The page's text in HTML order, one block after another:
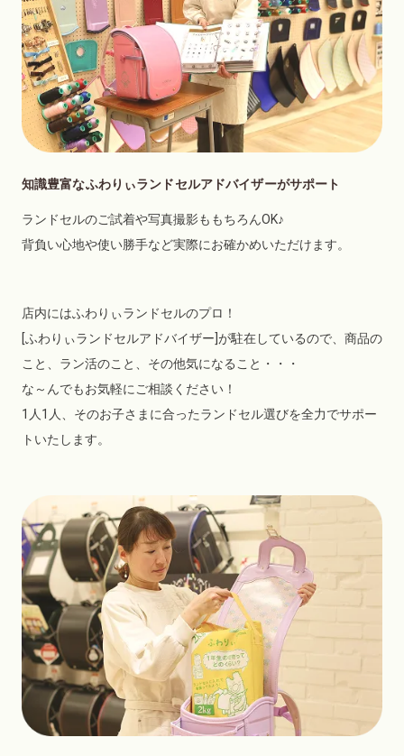
知識豊富なふわりぃランドセルアドバイザーがサポート
ランドセルのご試着や写真撮影ももちろんOK♪
背負い心地や使い勝手など実際にお確かめいただけます。
店内にはふわりぃランドセルのプロ！
[ふわりぃランドセルアドバイザー]が駐在しているので、商品の
こと、ラン活のこと、その他気になること・・・
な～んでもお気軽にご相談ください！
1人1人、そのお子さまに合ったランドセル選びを全力でサポー
トいたします。